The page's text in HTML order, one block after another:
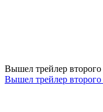
Вышел трейлер второго
Вышел трейлер второго